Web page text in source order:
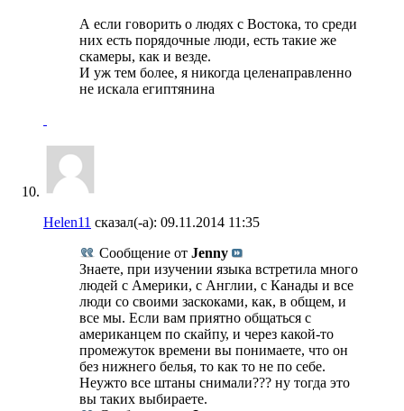
А если говорить о людях с Востока, то среди
них есть порядочные люди, есть такие же
скамеры, как и везде.
И уж тем более, я никогда целенаправленно
не искала египтянина
Helen11 сказал(-а): 09.11.2014 11:35
Сообщение от Jenny
Знаете, при изучении языка встретила много
людей с Америки, с Англии, с Канады и все
люди со своими заскоками, как, в общем, и
все мы. Если вам приятно общаться с
американцем по скайпу, и через какой-то
промежуток времени вы понимаете, что он
без нижнего белья, то как то не по себе.
Неужто все штаны снимали??? ну тогда это
вы таких выбираете.